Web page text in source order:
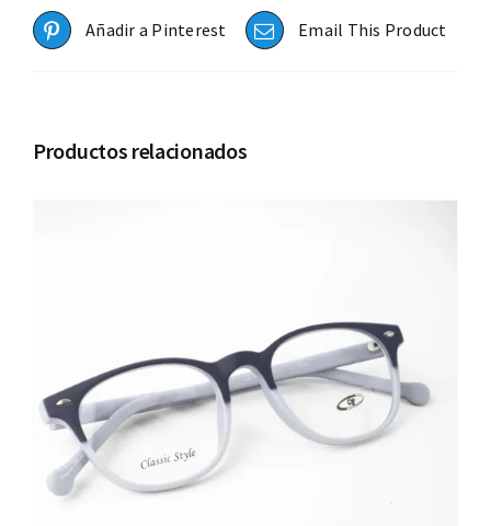
Añadir a Pinterest Email This Product
Productos relacionados